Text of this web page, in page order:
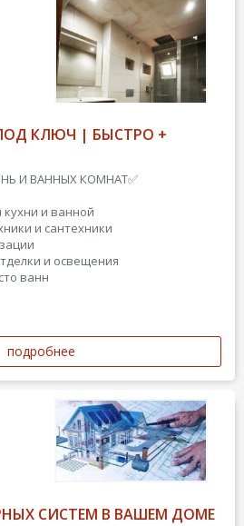
КЛЮЧ | БЫСТРО +
И ВАННЫХ КОМНАТ✅
и ванной
и сантехники
и освещения
ванн
подробнее
СИСТЕМ В ВАШЕМ ДОМЕ